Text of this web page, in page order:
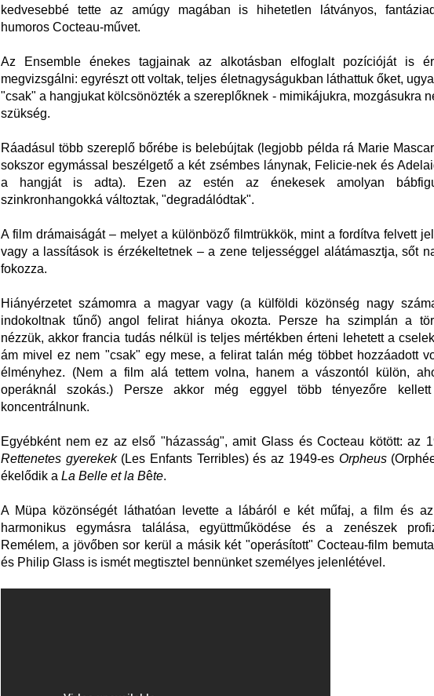
kedvesebbé tette az amúgy magában is hihetetlen látványos,
humoros Cocteau-művet.
Az Ensemble énekes tagjainak az alkotásban elfoglalt pozícióját is
megvizsgálni: egyrészt ott voltak, teljes életnagyságukban láthattuk őket,
"csak" a hangjukat kölcsönözték a szereplőknek - mimikájukra, mozgásukra
szükség.
Ráadásul több szereplő bőrébe is belebújtak (legjobb példa rá Marie
sokszor egymással beszélgető a két zsémbes lánynak, Felicie-nek és
a hangját is adta). Ezen az estén az énekesek amolyan
szinkronhangokká változtak, "degradálódtak".
A film drámaiságát – melyet a különböző filmtrükkök, mint a fordítva felvett
vagy a lassítások is érzékeltetnek – a zene teljességgel alátámasztja, sőt
fokozza.
Hiányérzetet számomra a magyar vagy (a külföldi közönség nagy
indokoltnak tűnő) angol felirat hiánya okozta. Persze ha szimplán a
nézzük, akkor francia tudás nélkül is teljes mértékben érteni lehetett a
ám mivel ez nem "csak" egy mese, a felirat talán még többet hozzáadott
élményhez. (Nem a film alá tettem volna, hanem a vászontól külön,
operáknál szokás.) Persze akkor még eggyel több tényezőre
koncentrálnunk.
Egyébként nem ez az első "házasság", amit Glass és Cocteau kötött: az
Rettenetes gyerekek (Les Enfants Terribles) és az 1949-es Orpheus
ékelődik a La Belle et la Bête.
A Müpa közönségét láthatóan levette a lábáról e két műfaj, a film és
harmonikus egymásra találása, együttműködése és a zenészek
Remélem, a jövőben sor kerül a másik két "operásított" Cocteau-film
és Philip Glass is ismét megtisztel bennünket személyes jelenlétével.